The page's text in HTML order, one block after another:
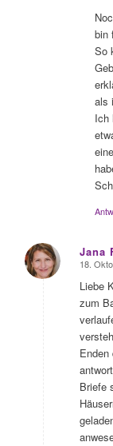
bin
So
als
Ich
Jana
sagte:
18.
Liebe
zum
Briefe